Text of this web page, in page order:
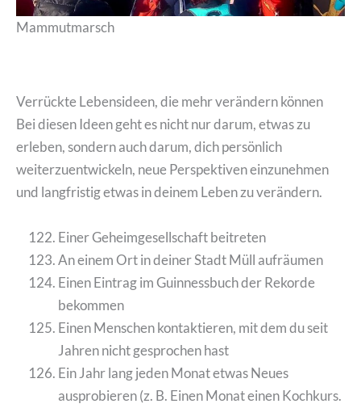
Mammutmarsch
Verrückte Lebensideen, die mehr verändern können
Bei diesen Ideen geht es nicht nur darum, etwas zu
erleben, sondern auch darum, dich persönlich
weiterzuentwickeln, neue Perspektiven einzunehmen
und langfristig etwas in deinem Leben zu verändern.
Einer Geheimgesellschaft beitreten
An einem Ort in deiner Stadt Müll aufräumen
Einen Eintrag im Guinnessbuch der Rekorde
bekommen
Einen Menschen kontaktieren, mit dem du seit
Jahren nicht gesprochen hast
Ein Jahr lang jeden Monat etwas Neues
ausprobieren (z. B. Einen Monat einen Kochkurs.